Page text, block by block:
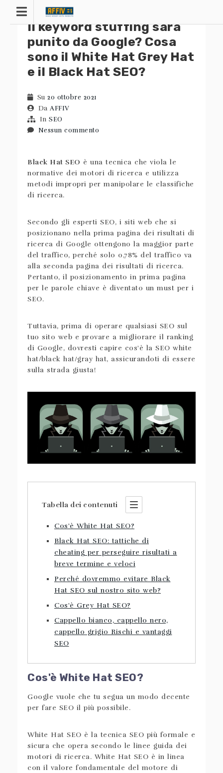
Passa
contenutoIl keyword stuffing sarà
punito da Google? Cosa
sono il White Hat Grey Hat
e il Black Hat SEO?
Su 20 ottobre 2021
Da AFFIV
In SEO
Nessun commento
Black Hat SEO è una tecnica che viola le
normative dei motori di ricerca e utilizza
metodi impropri per manipolare le classifiche
di ricerca.
Secondo gli esperti SEO, i siti web che si
posizionano nella prima pagina dei risultati di
ricerca di Google ottengono la maggior parte
del traffico, perché solo 0,78% del traffico va
alla seconda pagina dei risultati di ricerca.
Pertanto, il posizionamento in prima pagina
per le parole chiave è diventato un must per i
SEO.
Tuttavia, prima di operare qualsiasi SEO sul
tuo sito web e provare a migliorare il ranking
di Google, dovresti capire cos'è la SEO white
hat/black hat/gray hat, assicurandoti di essere
sulla strada giusta!
Tabella dei contenuti
Cos'è White Hat SEO?
Black Hat SEO: tattiche di
cheating per perseguire risultati a
breve termine e veloci
Perché dovremmo evitare Black
Hat SEO sul nostro sito web?
Cos'è Grey Hat SEO?
Cappello bianco, cappello nero,
cappello grigio Rischi e vantaggi
SEO
Cos'è White Hat SEO?
Google vuole che tu segua un modo decente
per fare SEO il più possibile.
White Hat SEO è la tecnica SEO più formale e
sicura che opera secondo le linee guida dei
motori di ricerca. White Hat SEO è in linea
con il valore fondamentale del motore di